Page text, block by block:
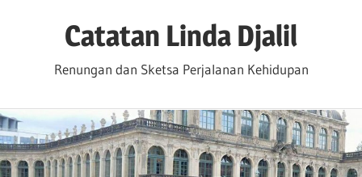
Catatan Linda Djalil
Renungan dan Sketsa Perjalanan Kehidupan